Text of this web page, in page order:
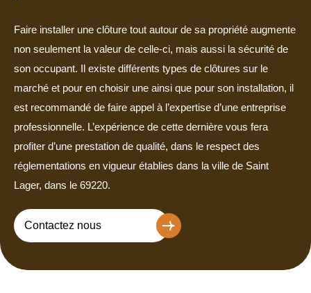
Faire installer une clôture tout autour de sa propriété augmente
non seulement la valeur de celle-ci, mais aussi la sécurité de
son occupant. Il existe différents types de clôtures sur le
marché et pour en choisir une ainsi que pour son installation, il
est recommandé de faire appel à l’expertise d’une entreprise
professionnelle. L’expérience de cette dernière vous fera
profiter d’une prestation de qualité, dans le respect des
réglementations en vigueur établies dans la ville de Saint
Lager, dans le 69220.
Contactez nous